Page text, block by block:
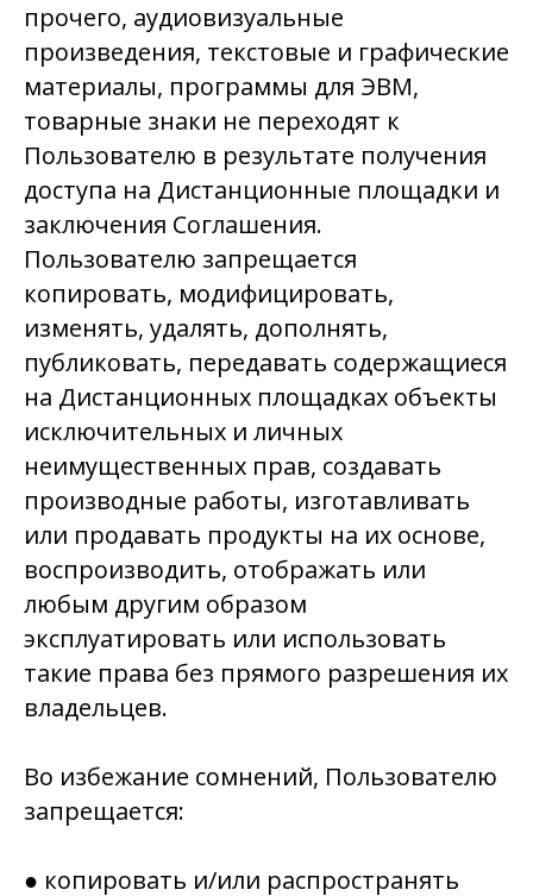
прочего, аудиовизуальные
произведения, текстовые и графические
материалы, программы для ЭВМ,
товарные знаки не переходят к
Пользователю в результате получения
доступа на Дистанционные площадки и
заключения Соглашения.
Пользователю запрещается
копировать, модифицировать,
изменять, удалять, дополнять,
публиковать, передавать содержащиеся
на Дистанционных площадках объекты
исключительных и личных
неимущественных прав, создавать
производные работы, изготавливать
или продавать продукты на их основе,
воспроизводить, отображать или
любым другим образом
эксплуатировать или использовать
такие права без прямого разрешения их
владельцев.
Во избежание сомнений, Пользователю
запрещается:
● копировать и/или распространять